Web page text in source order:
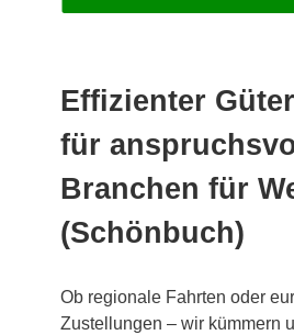
Effizienter
für
Branchen für
(Schönbuch)
Ob regionale Fahrten oder
Zustellungen – wir kümmern